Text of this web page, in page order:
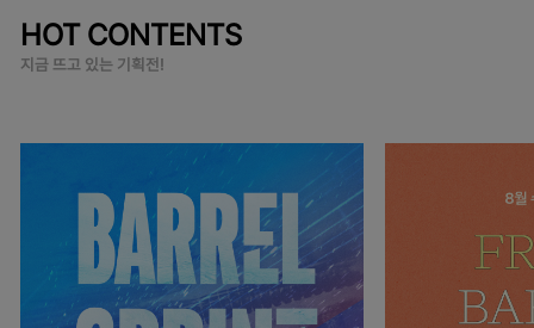
HOT CONTENTS
지금 뜨고 있는 기획전!